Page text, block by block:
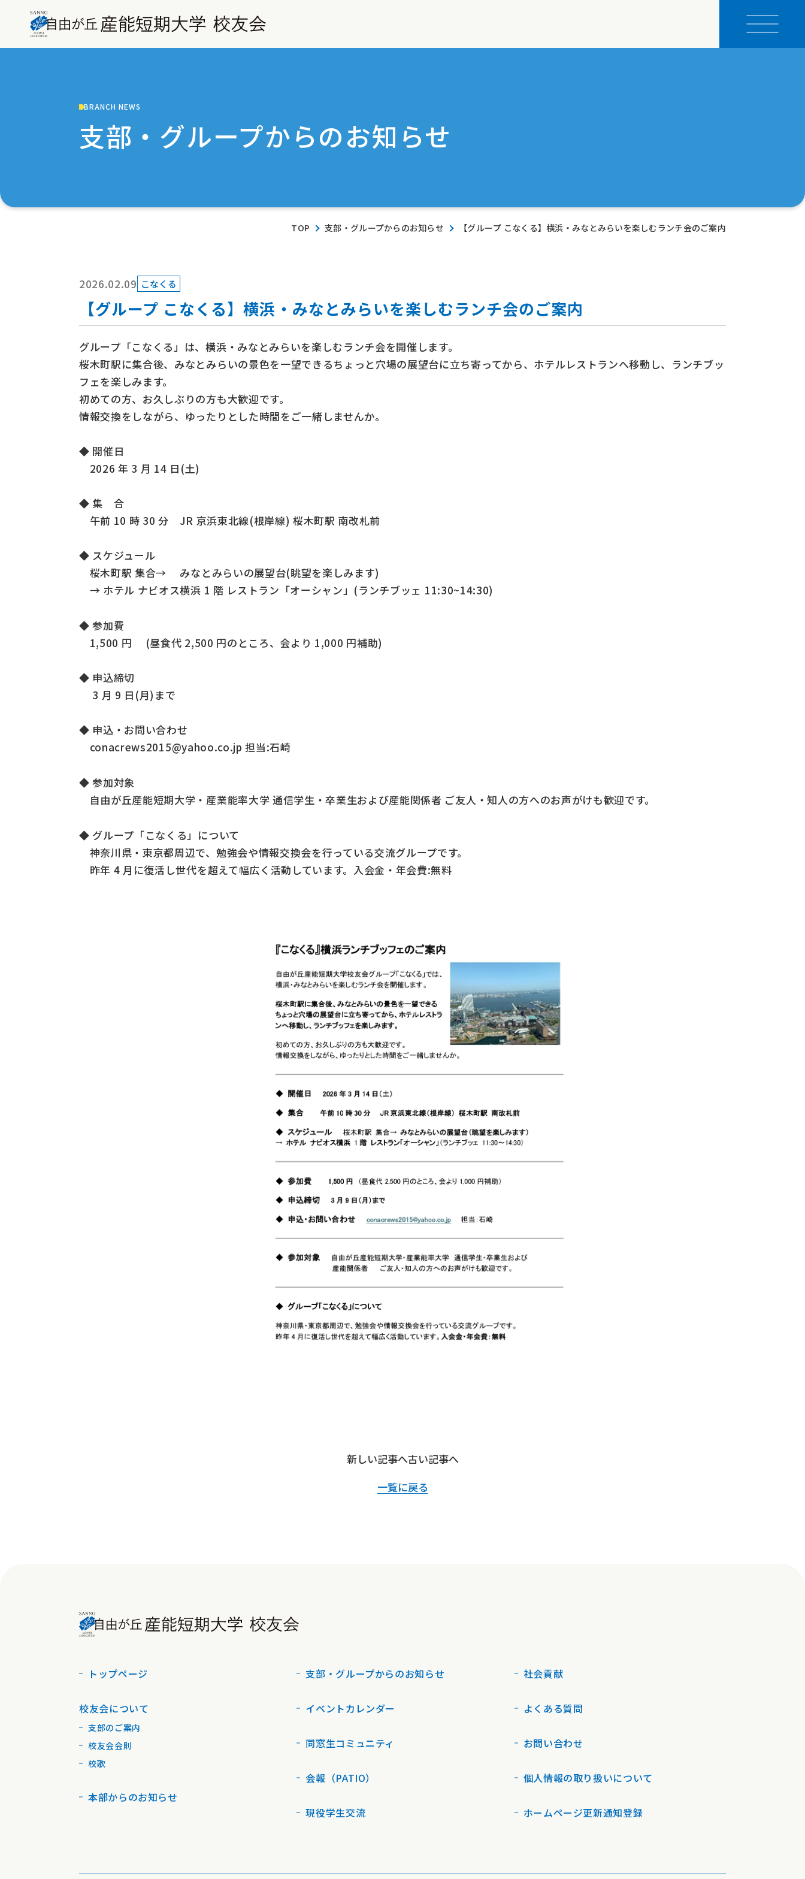
BRANCH NEWS
支部・グループからのお知らせ
TOP 支部・グループからのお知らせ 【グループ こなくる】横浜・みなとみらいを楽しむランチ会のご案内
2026.02.09 こなくる
【グループ こなくる】横浜・みなとみらいを楽しむランチ会のご案内
グループ「こなくる」は、横浜・みなとみらいを楽しむランチ会を開催します。
桜木町駅に集合後、みなとみらいの景色を一望できるちょっと穴場の展望台に立ち寄ってから、ホテルレストランへ移動し、ランチブッ
フェを楽しみます。
初めての方、お久しぶりの方も大歓迎です。
情報交換をしながら、ゆったりとした時間をご一緒しませんか。
◆ 開催日
2026 年 3 月 14 日(土)
◆ 集 合
午前 10 時 30 分 JR 京浜東北線(根岸線) 桜木町駅 南改札前
◆ スケジュール
桜木町駅 集合→ みなとみらいの展望台(眺望を楽しみます)
→ ホテル ナビオス横浜 1 階 レストラン「オーシャン」(ランチブッェ 11:30~14:30)
◆ 参加費
1,500 円 (昼食代 2,500 円のところ、会より 1,000 円補助)
◆ 申込締切
3 月 9 日(月)まで
◆ 申込・お問い合わせ
conacrews2015@yahoo.co.jp 担当:石崎
◆ 参加対象
自由が丘産能短期大学・産業能率大学 通信学生・卒業生および産能関係者 ご友人・知人の方へのお声がけも歓迎です。
◆ グループ「こなくる」について
神奈川県・東京都周辺で、勉強会や情報交換会を行っている交流グループです。
昨年 4 月に復活し世代を超えて幅広く活動しています。入会金・年会費:無料
新しい記事へ古い記事へ
一覧に戻る
トップページ
校友会について
支部のご案内
校友会会則
校歌
本部からのお知らせ
支部・グループからのお知らせ
イベントカレンダー
同窓生コミュニティ
会報（PATIO）
現役学生交流
社会貢献
よくある質問
お問い合わせ
個人情報の取り扱いについて
ホームページ更新通知登録